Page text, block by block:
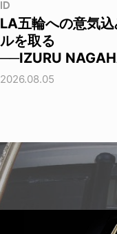
ID
LA五輪への意気
ルを取る
──IZURU
2026.08.05